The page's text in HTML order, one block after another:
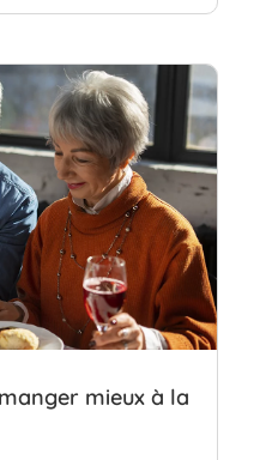
mieux à la